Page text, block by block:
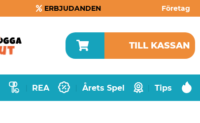
ERBJUDANDEN Företag
TILL KASSAN
REA Årets Spel Tips